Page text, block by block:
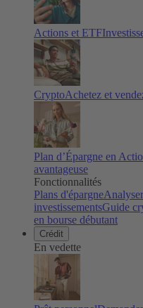
Actions et ETF
CryptoAchetez et
Plan d’Épargne en
avantageuse
Fonctionnalités
Plans d'épargne
investissementsGuide
en bourse débutant
Crédit
En vedette